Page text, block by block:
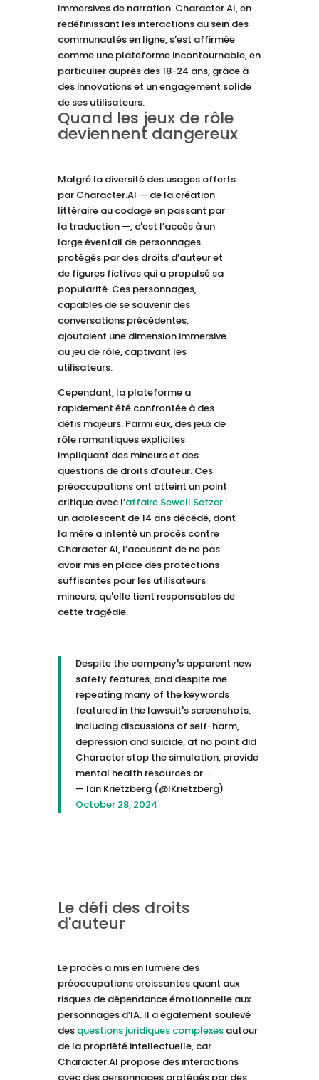
immersives de narration. Character.AI, en
redéfinissant les interactions au sein des
communautés en ligne, s’est affirmée
comme une plateforme incontournable, en
particulier auprès des 18-24 ans, grâce à
des innovations et un engagement solide
de ses utilisateurs.
Quand les jeux de rôle
deviennent dangereux
Malgré la diversité des usages offerts
par Character.AI — de la création
littéraire au codage en passant par
la traduction —, c'est l’accès à un
large éventail de personnages
protégés par des droits d’auteur et
de figures fictives qui a propulsé sa
popularité. Ces personnages,
capables de se souvenir des
conversations précédentes,
ajoutaient une dimension immersive
au jeu de rôle, captivant les
utilisateurs.
Cependant, la plateforme a
rapidement été confrontée à des
défis majeurs. Parmi eux, des jeux de
rôle romantiques explicites
impliquant des mineurs et des
questions de droits d’auteur. Ces
préoccupations ont atteint un point
critique avec l’affaire Sewell Setzer:
un adolescent de 14 ans décédé, dont
la mère a intenté un procès contre
Character.AI, l’accusant de ne pas
avoir mis en place des protections
suffisantes pour les utilisateurs
mineurs, qu'elle tient responsables de
cette tragédie.
Despite the company's apparent new
safety features, and despite me
repeating many of the keywords
featured in the lawsuit's screenshots,
including discussions of self-harm,
depression and suicide, at no point did
Character stop the simulation, provide
mental health resources or…
— Ian Krietzberg (@IKrietzberg)
October 28, 2024
Le défi des droits
d'auteur
Le procès a mis en lumière des
préoccupations croissantes quant aux
risques de dépendance émotionnelle aux
personnages d’IA. Il a également soulevé
des questions juridiques complexesautour
de la propriété intellectuelle, car
Character.AI propose des interactions